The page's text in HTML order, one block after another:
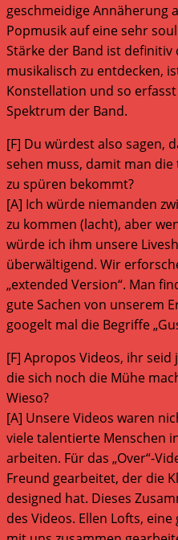
geschmeidige Annäherung
Popmusik auf eine sehr
Stärke der Band ist definitiv
musikalisch zu entdecken,
Konstellation und so
Spektrum der Band.
[F] Du würdest also sagen,
sehen muss, damit man
zu spüren bekommt?
[A] Ich würde niemanden
zu kommen (lacht), aber
würde ich ihm unsere
überwältigend. Wir
„extended Version“. Man
gute Sachen von unserem
googelt mal die Begriffe
[F] Apropos Videos, ihr seid
die sich noch die Mühe
Wieso?
[A] Unsere Videos waren
viele talentierte Menschen
arbeiten. Für das „Over“-
Freund gearbeitet, der die
designed hat. Dieses
des Videos. Ellen Lofts,